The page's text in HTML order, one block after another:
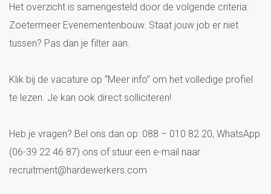
Het overzicht is samengesteld door de volgende criteria:
Zoetermeer Evenementenbouw. Staat jouw job er niet
tussen? Pas dan je filter aan.
Klik bij de vacature op “Meer info” om het volledige profiel
te lezen. Je kan ook direct solliciteren!
Heb je vragen? Bel ons dan op: 088 – 010 82 20, WhatsApp
(06-39 22 46 87) ons of stuur een e-mail naar
recruitment@hardewerkers.com